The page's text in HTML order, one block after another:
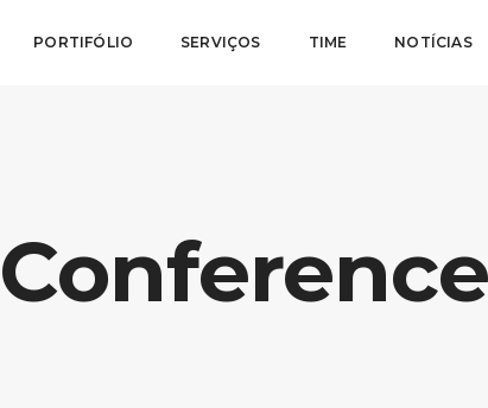
PORTIFÓLIO SERVIÇOS TIME NOTÍCIAS